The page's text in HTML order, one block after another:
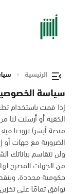
الرئيسية
سياسة
إذا قمت باستخدام
الكفية أو أرسلت لنا من
منصة أبشر) تزودنا
الضرورية مع جهات أو
ولن نتقاسم بياناتك
من الجهات المصرح
حكومية محددة،
توافق تمامًا على